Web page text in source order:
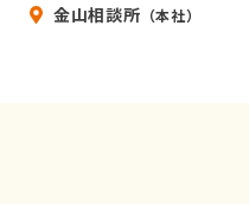
金山相談所 （本社）